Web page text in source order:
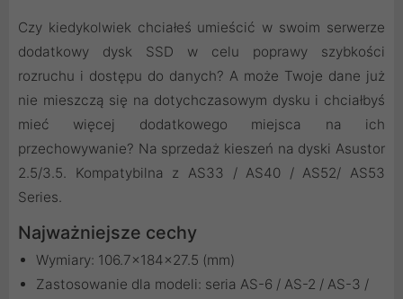
Czy kiedykolwiek chciałeś umieścić w swoim serwerze
dodatkowy dysk SSD w celu poprawy szybkości
rozruchu i dostępu do danych? A może Twoje dane już
nie mieszczą się na dotychczasowym dysku i chciałbyś
mieć więcej dodatkowego miejsca na ich
przechowywanie? Na sprzedaż kieszeń na dyski Asustor
2.5/3.5. Kompatybilna z AS33 / AS40 / AS52/ AS53
Series.
Najważniejsze cechy
Wymiary: 106.7x184x27.5 (mm)
Zastosowanie dla modeli: seria AS-6 / AS-2 / AS-3 /